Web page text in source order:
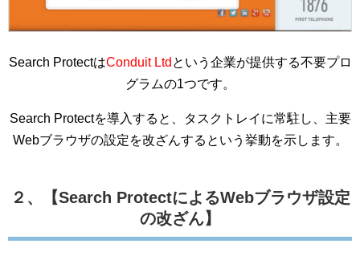
Search ProtectはConduit Ltd という企業が提供する不要プロ
グラムの1つです。
Search Protectを導入すると、タスクトレイに常駐し、主要
Webブラウザの設定を改ざんするという挙動を示します。
２、【Search ProtectによるWebブラウザ設定
の改ざん】